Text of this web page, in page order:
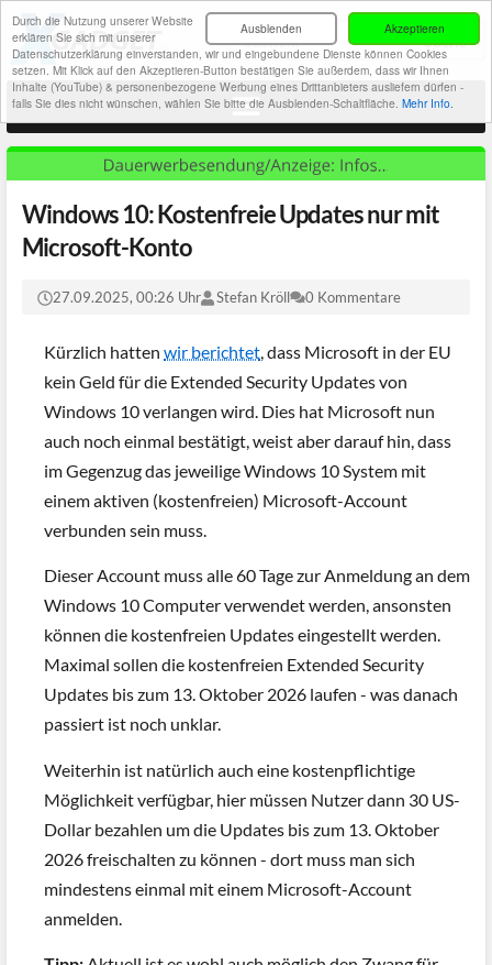
Akzeptieren
Ausblenden
Durch die Nutzung unserer Website
erklären Sie sich mit unserer
Datenschutzerklärung einverstanden, wir und eingebundene Dienste können Cookies
setzen. Mit Klick auf den Akzeptieren-Button bestätigen Sie außerdem, dass wir Ihnen
Inhalte (YouTube) & personenbezogene Werbung eines Drittanbieters ausliefern dürfen -
falls Sie dies nicht wünschen, wählen Sie bitte die Ausblenden-Schaltfläche. Mehr Info.
Windows 10: Kostenfreie Updates nur mit
Microsoft-Konto
27.09.2025, 00:26 Uhr Stefan Kröll 0 Kommentare
Kürzlich hatten wir berichtet, dass Microsoft in der EU
kein Geld für die Extended Security Updates von
Windows 10 verlangen wird. Dies hat Microsoft nun
auch noch einmal bestätigt, weist aber darauf hin, dass
im Gegenzug das jeweilige Windows 10 System mit
einem aktiven (kostenfreien) Microsoft-Account
verbunden sein muss.
Dieser Account muss alle 60 Tage zur Anmeldung an dem
Windows 10 Computer verwendet werden, ansonsten
können die kostenfreien Updates eingestellt werden.
Maximal sollen die kostenfreien Extended Security
Updates bis zum 13. Oktober 2026 laufen - was danach
passiert ist noch unklar.
Weiterhin ist natürlich auch eine kostenpflichtige
Möglichkeit verfügbar, hier müssen Nutzer dann 30 US-
Dollar bezahlen um die Updates bis zum 13. Oktober
2026 freischalten zu können - dort muss man sich
mindestens einmal mit einem Microsoft-Account
anmelden.